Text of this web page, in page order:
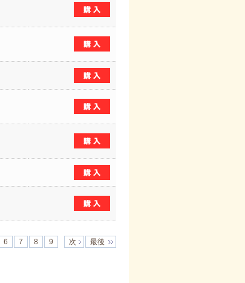
6 7 8 9 次 最後